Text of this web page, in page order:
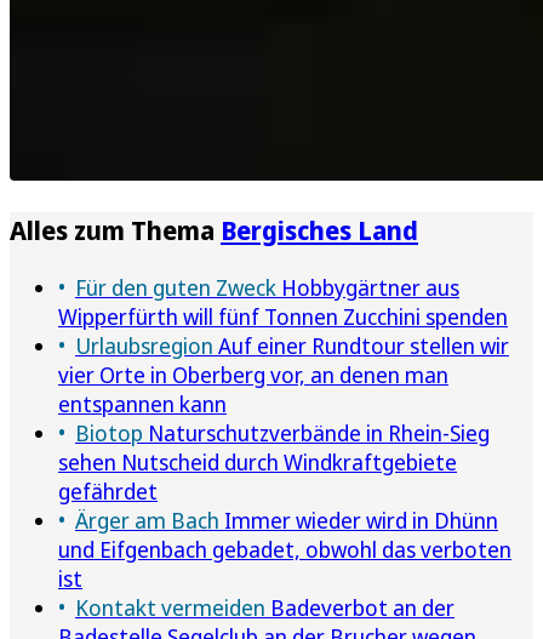
Alles zum Thema Bergisches Land
Für den guten Zweck Hobbygärtner aus
Wipperfürth will fünf Tonnen Zucchini spenden
Urlaubsregion Auf einer Rundtour stellen wir
vier Orte in Oberberg vor, an denen man
entspannen kann
Biotop Naturschutzverbände in Rhein-Sieg
sehen Nutscheid durch Windkraftgebiete
gefährdet
Ärger am Bach Immer wieder wird in Dhünn
und Eifgenbach gebadet, obwohl das verboten
ist
Kontakt vermeiden Badeverbot an der